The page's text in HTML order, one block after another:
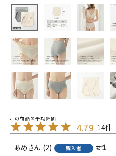
4.79 14
あめ 2 購入者
女性